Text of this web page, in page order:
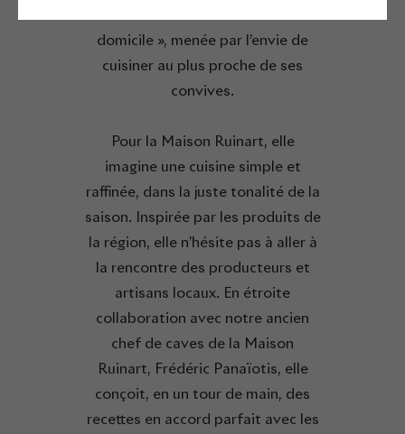
domicile », menée par l’envie de
cuisiner au plus proche de ses
convives.
Pour la Maison Ruinart, elle
imagine une cuisine simple et
raffinée, dans la juste tonalité de la
saison. Inspirée par les produits de
la région, elle n’hésite pas à aller à
la rencontre des producteurs et
artisans locaux. En étroite
collaboration avec notre ancien
chef de caves de la Maison
Ruinart, Frédéric Panaïotis, elle
conçoit, en un tour de main, des
recettes en accord parfait avec les